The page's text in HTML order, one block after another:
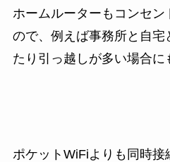
ホームルーターもコンセン
ので、例えば事務所と自宅
たり引っ越しが多い場合に
ポケットWiFiよりも同時